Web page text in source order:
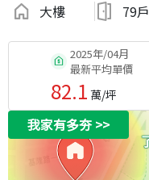
大樓 79戶
2025年/04月
最新平均單價
82.1 萬/坪
我家有多夯>>